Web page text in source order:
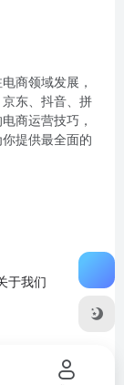
商领域发展，
东、抖音、拼
商运营技巧，
提供最全面的
于我们